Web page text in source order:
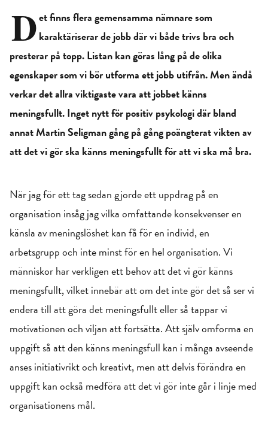
Det finns flera gemensamma nämnare som
karaktäriserar de jobb där vi både trivs bra och
presterar på topp. Listan kan göras lång på de olika
egenskaper som vi bör utforma ett jobb utifrån. Men ändå
verkar det allra viktigaste vara att jobbet känns
meningsfullt. Inget nytt för positiv psykologi där bland
annat Martin Seligman gång på gång poängterat vikten av
att det vi gör ska känns meningsfullt för att vi ska må bra.
När jag för ett tag sedan gjorde ett uppdrag på en
organisation insåg jag vilka omfattande konsekvenser en
känsla av meningslöshet kan få för en individ, en
arbetsgrupp och inte minst för en hel organisation. Vi
människor har verkligen ett behov att det vi gör känns
meningsfullt, vilket innebär att om det inte gör det så ser vi
endera till att göra det meningsfullt eller så tappar vi
motivationen och viljan att fortsätta. Att själv omforma en
uppgift så att den känns meningsfull kan i många avseende
anses initiativrikt och kreativt, men att delvis förändra en
uppgift kan också medföra att det vi gör inte går i linje med
organisationens mål.